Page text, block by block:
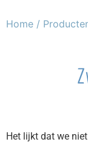
Home /
Het lijkt dat we